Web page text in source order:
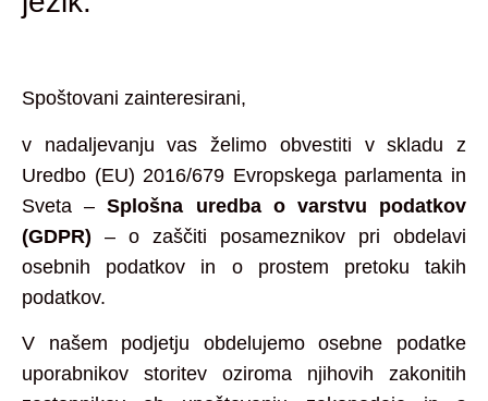
Spoštovani zainteresirani,
v nadaljevanju vas želimo obvestiti v skladu z
Uredbo (EU) 2016/679 Evropskega parlamenta in
Sveta –Splošna uredba o varstvu podatkov
(GDPR) – o zaščiti posameznikov pri obdelavi
osebnih podatkov in o prostem pretoku takih
podatkov.
V našem podjetju obdelujemo osebne podatke
uporabnikov storitev oziroma njihovih zakonitih